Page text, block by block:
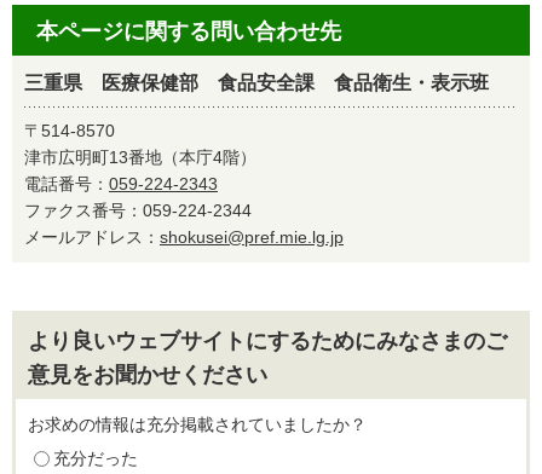
本ページに関する問い合わせ先
三重県 医療保健部 食品安全課 食品衛生・表示班
〒514-8570
津市広明町13番地（本庁4階）
電話番号： 059-224-2343
ファクス番号：059-224-2344
メールアドレス： shokusei@pref.mie.lg.jp
より良いウェブサイトにするためにみなさまのご
意見をお聞かせください
お求めの情報は充分掲載されていましたか？
充分だった